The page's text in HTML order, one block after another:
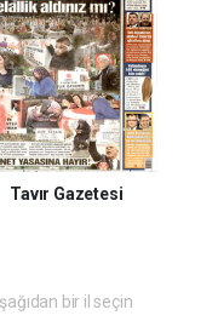
Tavır Gazetesi
bir il seçin